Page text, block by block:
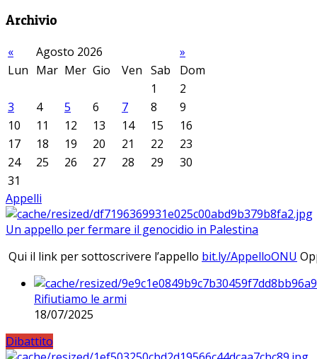
Archivio
« Agosto 2026
»
Lun Mar Mer Gio Ven Sab
Dom
1
2
3
4 5 6 7 8
9
10
11 12 13 14 15
16
17
18 19 20 21 22
23
24
25 26 27 28 29
30
31
Appelli
Un appello per fermare il genocidio in Palestina
Qui il link per sottoscrivere l’appello bit.ly/AppelloONU
Rifiutiamo le armi
18/07/2025
Dibattito